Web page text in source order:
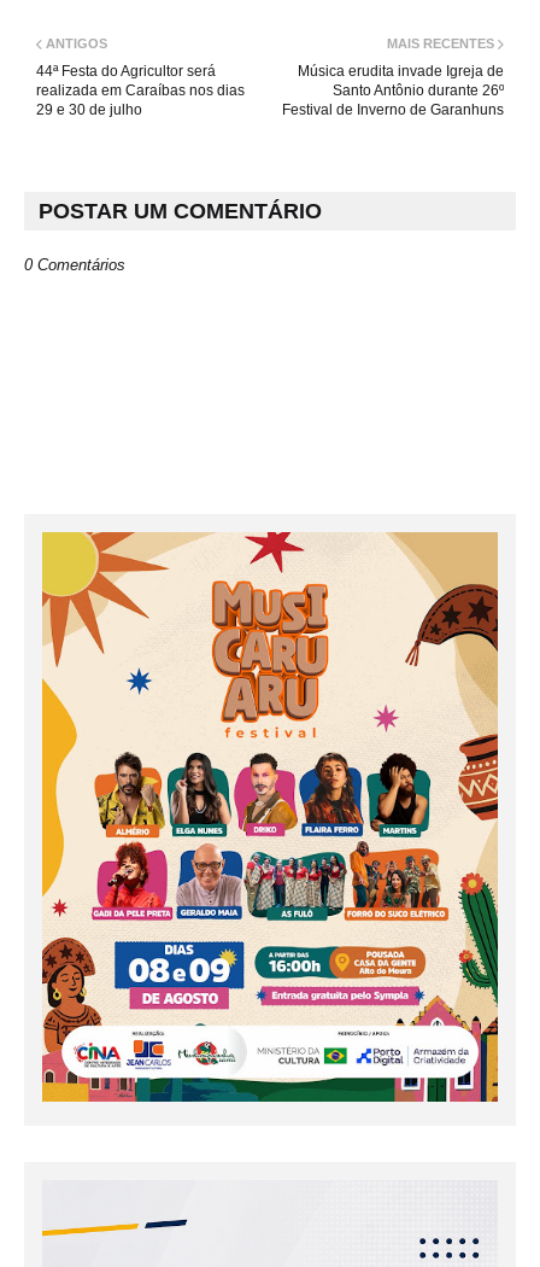
MAIS RECENTES
Música erudita invade Igreja de
Santo Antônio durante 26º
Festival de Inverno de Garanhuns
ANTIGOS
44ª Festa do Agricultor será
realizada em Caraíbas nos dias
29 e 30 de julho
POSTAR UM COMENTÁRIO
0 Comentários